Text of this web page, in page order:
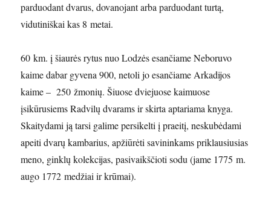
parduodant dvarus, dovanojant arba parduodant turtą,
vidutiniškai kas 8 metai.
60 km. į šiaurės rytus nuo Lodzės esančiame Neboruvo
kaime dabar gyvena 900, netoli jo esančiame Arkadijos
kaime – 250 žmonių. Šiuose dviejuose kaimuose
įsikūrusiems Radvilų dvarams ir skirta aptariama knyga.
Skaitydami ją tarsi galime persikelti į praeitį, neskubėdami
apeiti dvarų kambarius, apžiūrėti savininkams priklausiusias
meno, ginklų kolekcijas, pasivaikščioti sodu (jame 1775 m.
augo 1772 medžiai ir krūmai).